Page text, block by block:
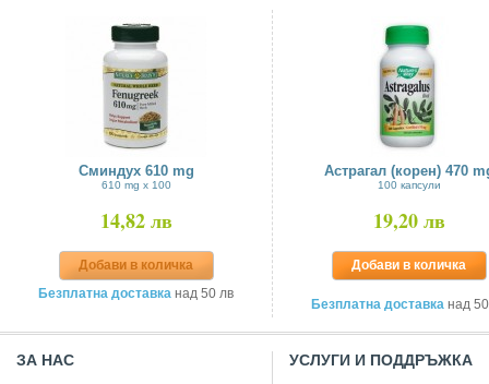
Сминдух 610 mg
610 mg x 100
14,82 лв
Добави в количка
Безплатна доставка над 50 лв
Астрагал (корен) 470
100 капсули
19,20 лв
Добави в количка
Безплатна доставка над
ЗА НАС УСЛУГИ И ПОДДРЪЖКА